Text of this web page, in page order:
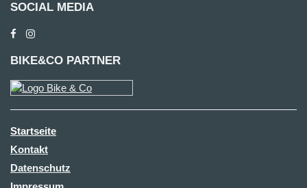
SOCIAL MEDIA
BIKE&CO PARTNER
Startseite
Kontakt
Datenschutz